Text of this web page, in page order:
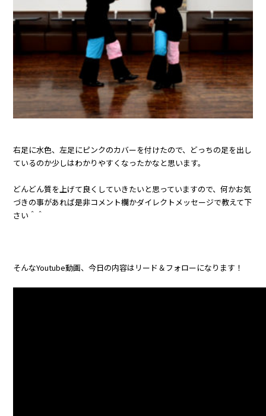
右足に水色、左足にピンクのカバーを付けたので、どっちの足を出し
ているのか少しはわかりやすくなったかなと思います。
どんどん質を上げて良くしていきたいと思っていますので、何かお気
づきの事があれば是非コメント欄かダイレクトメッセージで教えて下
さい＾＾
そんなYoutube動画、今日の内容はリード＆フォローになります！